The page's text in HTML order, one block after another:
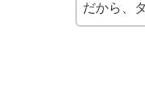
だから、